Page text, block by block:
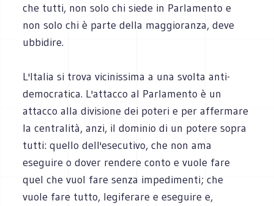
che tutti, non solo chi siede in Parlamento e
non solo chi è parte della maggioranza, deve
ubbidire.
L'Italia si trova vicinissima a una svolta anti-
democratica. L'attacco al Parlamento è un
attacco alla divisione dei poteri e per affermare
la centralità, anzi, il dominio di un potere sopra
tutti: quello dell'esecutivo, che non ama
eseguire o dover rendere conto e vuole fare
quel che vuol fare senza impedimenti; che
vuole fare tutto, legiferare e eseguire e,